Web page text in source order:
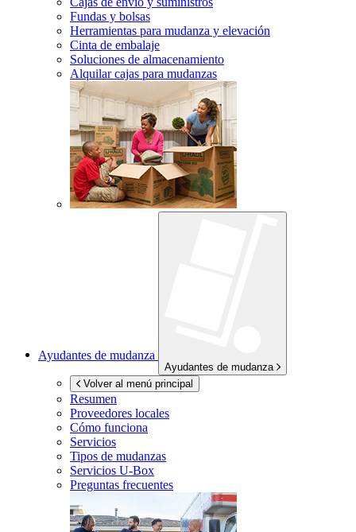
Fundas y bolsas
Herramientas para mudanza y elevación
Cinta de embalaje
Soluciones de almacenamiento
Alquilar cajas para mudanzas
Ayudantes de mudanza
Ayudantes de mudanza
Volver al menú principal
Resumen
Proveedores locales
Cómo funciona
Servicios
Tipos de mudanzas
Servicios U-Box
Preguntas frecuentes